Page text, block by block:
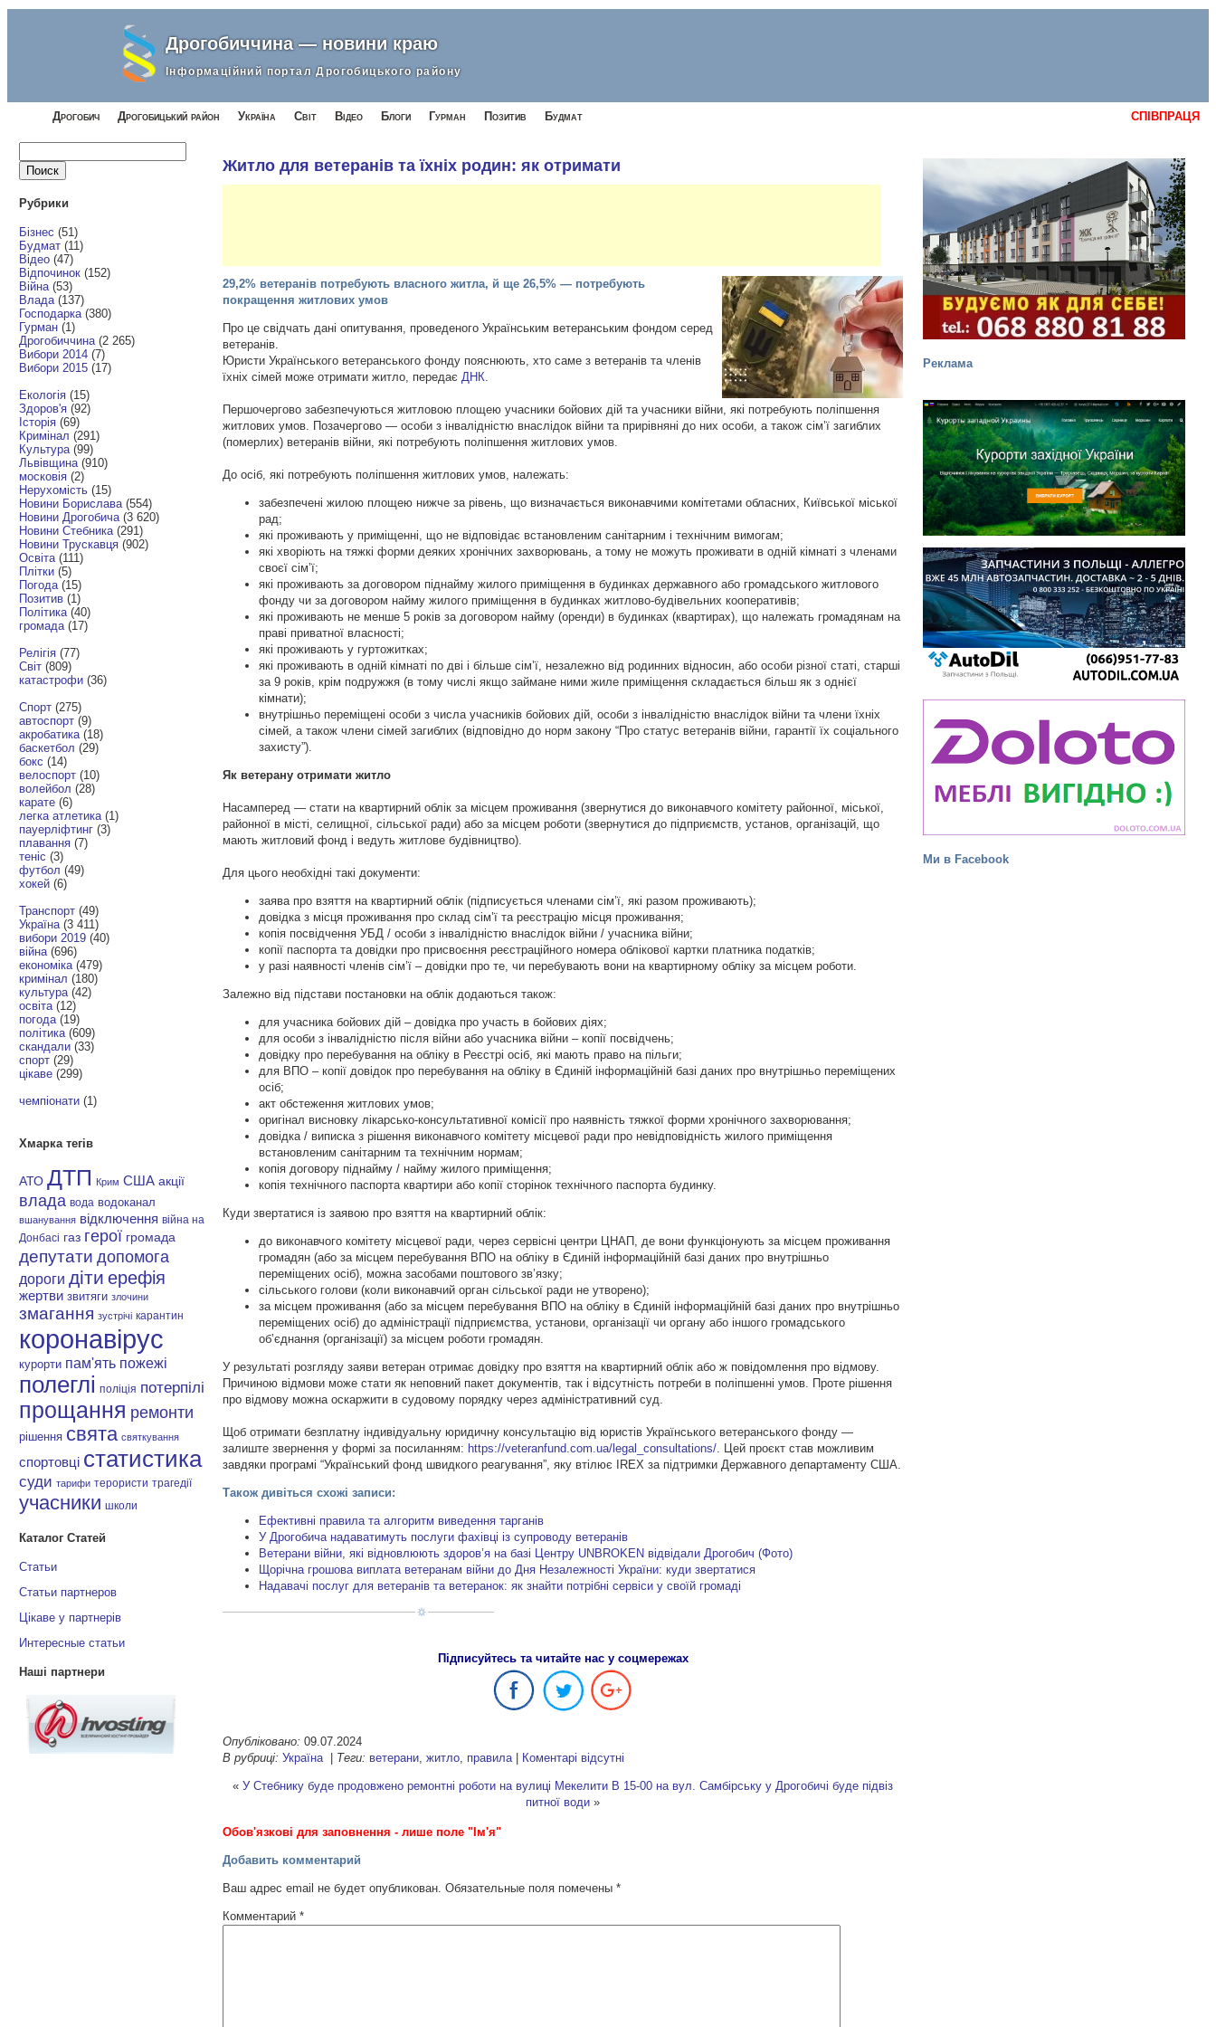
Дрогобиччина — новини краю
Інформаційний портал Дрогобицького району
Дрогобич Дрогобицький район Україна Світ Відео Блоги Гурман СПІВПРАЦЯ
Позитив Будмат
Реклама
Ми в Facebook
Рубрики
Бізнес (51)
Будмат (11)
Відео (47)
Відпочинок (152)
Війна (53)
Влада (137)
Господарка (380)
Гурман (1)
Дрогобиччина (2 265)
Вибори 2014 (7)
Вибори 2015 (17)
Екологія (15)
Здоров'я (92)
Історія (69)
Кримінал (291)
Культура (99)
Львівщина (910)
московія (2)
Нерухомість (15)
Новини Борислава (554)
Новини Дрогобича (3 620)
Новини Стебника (291)
Новини Трускавця (902)
Освіта (111)
Плітки (5)
Погода (15)
Позитив (1)
Політика (40)
громада (17)
Релігія (77)
Світ (809)
катастрофи (36)
Спорт (275)
автоспорт (9)
акробатика (18)
баскетбол (29)
бокс (14)
велоспорт (10)
волейбол (28)
карате (6)
легка атлетика (1)
пауерліфтинг (3)
плавання (7)
теніс (3)
футбол (49)
хокей (6)
Транспорт (49)
Україна (3 411)
вибори 2019 (40)
війна (696)
економіка (479)
кримінал (180)
культура (42)
освіта (12)
погода (19)
політика (609)
скандали (33)
спорт (29)
цікаве (299)
чемпіонати (1)
Хмарка тегів
АТО ДТП Крим США акції
влада вода водоканал
вшанування відключення війна на
Донбасі газ герої громада
депутати допомога
дороги діти ерефія
жертви звитяги злочини
змагання зустрічі карантин
коронавірус
курорти пам'ять пожежі
полеглі поліція потерпілі
прощання ремонти
рішення свята святкування
спортовці статистика
суди тарифи терористи трагедії
учасники школи
Каталог Статей
Статьи
Статьи партнеров
Цікаве у партнерів
Интересные статьи
Наші партнери
Житло для ветеранів та їхніх родин: як отримати
29,2% ветеранів потребують власного житла, й ще 26,5% — потребують
покращення житлових умов
Про це свідчать дані опитування, проведеного Українським ветеранським фондом серед
ветеранів.
Юристи Українського ветеранського фонду пояснюють, хто саме з ветеранів та членів
їхніх сімей може отримати житло, передаєДНК.
Першочергово забезпечуються житловою площею учасники бойових дій та учасники війни, які потребують поліпшення
житлових умов. Позачергово — особи з інвалідністю внаслідок війни та прирівняні до них особи, а також сім’ї загиблих
(померлих) ветеранів війни, які потребують поліпшення житлових умов.
До осіб, які потребують поліпшення житлових умов, належать:
забезпечені жилою площею нижче за рівень, що визначається виконавчими комітетами обласних, Київської міської
рад;
які проживають у приміщенні, що не відповідає встановленим санітарним і технічним вимогам;
які хворіють на тяжкі форми деяких хронічних захворювань, а тому не можуть проживати в одній кімнаті з членами
своєї сім’ї;
які проживають за договором піднайму жилого приміщення в будинках державного або громадського житлового
фонду чи за договором найму жилого приміщення в будинках житлово-будівельних кооперативів;
які проживають не менше 5 років за договором найму (оренди) в будинках (квартирах), що належать громадянам на
праві приватної власності;
які проживають у гуртожитках;
які проживають в одній кімнаті по дві і більше сім’ї, незалежно від родинних відносин, або особи різної статі, старші
за 9 років, крім подружжя (в тому числі якщо займане ними жиле приміщення складається більш як з однієї
кімнати);
внутрішньо переміщені особи з числа учасників бойових дій, особи з інвалідністю внаслідок війни та члени їхніх
сімей, а також члени сімей загиблих (відповідно до норм закону “Про статус ветеранів війни, гарантії їх соціального
захисту”).
Як ветерану отримати житло
Насамперед — стати на квартирний облік за місцем проживання (звернутися до виконавчого комітету районної, міської,
районної в місті, селищної, сільської ради) або за місцем роботи (звернутися до підприємств, установ, організацій, що
мають житловий фонд і ведуть житлове будівництво).
Для цього необхідні такі документи:
заява про взяття на квартирний облік (підписується членами сім’ї, які разом проживають);
довідка з місця проживання про склад сім’ї та реєстрацію місця проживання;
копія посвідчення УБД / особи з інвалідністю внаслідок війни / учасника війни;
копії паспорта та довідки про присвоєння реєстраційного номера облікової картки платника податків;
у разі наявності членів сім’ї – довідки про те, чи перебувають вони на квартирному обліку за місцем роботи.
Залежно від підстави постановки на облік додаються також:
для учасника бойових дій – довідка про участь в бойових діях;
для особи з інвалідністю після війни або учасника війни – копії посвідчень;
довідку про перебування на обліку в Реєстрі осіб, які мають право на пільги;
для ВПО – копії довідок про перебування на обліку в Єдиній інформаційній базі даних про внутрішньо переміщених
осіб;
акт обстеження житлових умов;
оригінал висновку лікарсько-консультативної комісії про наявність тяжкої форми хронічного захворювання;
довідка / виписка з рішення виконавчого комітету місцевої ради про невідповідність жилого приміщення
встановленим санітарним та технічним нормам;
копія договору піднайму / найму жилого приміщення;
копія технічного паспорта квартири або копії сторінок технічного паспорта будинку.
Куди звертатися із заявою про взяття на квартирний облік:
до виконавчого комітету місцевої ради, через сервісні центри ЦНАП, де вони функціонують за місцем проживання
громадян (або за місцем перебування ВПО на обліку в Єдиній інформаційній базі даних про внутрішньо
переміщених осіб), можна засобами поштового зв’язку;
сільського голови (коли виконавчий орган сільської ради не утворено);
за місцем проживання (або за місцем перебування ВПО на обліку в Єдиній інформаційній базі даних про внутрішньо
переміщених осіб) до адміністрації підприємства, установи, організації чи органу або іншого громадського
об’єднання (організації) за місцем роботи громадян.
У результаті розгляду заяви ветеран отримає довідку про взяття на квартирний облік або ж повідомлення про відмову.
Причиною відмови може стати як неповний пакет документів, так і відсутність потреби в поліпшенні умов. Проте рішення
про відмову можна оскаржити в судовому порядку через адміністративний суд.
Щоб отримати безплатну індивідуальну юридичну консультацію від юристів Українського ветеранського фонду —
залиште звернення у формі за посиланням: https://veteranfund.com.ua/ legal_consultations/. Цей проєкт став можливим
завдяки програмі “Український фонд швидкого реагування”, яку втілює IREX за підтримки Державного департаменту США.
Також дивіться схожі записи:
Ефективні правила та алгоритм виведення тарганів
У Дрогобича надаватимуть послуги фахівці із супроводу ветеранів
Ветерани війни, які відновлюють здоров’я на базі Центру UNBROKEN відвідали Дрогобич (Фото)
Щорічна грошова виплата ветеранам війни до Дня Незалежності України: куди звертатися
Надавачі послуг для ветеранів та ветеранок: як знайти потрібні сервіси у своїй громаді
Підписуйтесь та читайте нас у соцмережах
Опубліковано: 09.07.2024
В рубриці: Україна | Теги: ветерани ,житло правила | Коментарі відсутні
« У Стебнику буде продовжено ремонтні роботи на вулиці Мекелити В 15-00 на вул. Самбірську у Дрогобичі буде підвіз
питної води »
Обов'язкові для заповнення - лише поле "Ім'я"
Добавить комментарий
Ваш адрес email не будет опубликован. Обязательные поля помечены*
Комментарий*